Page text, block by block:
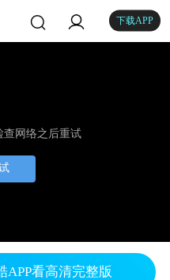
下载APP
查网络之后重试
APP看高清完整版